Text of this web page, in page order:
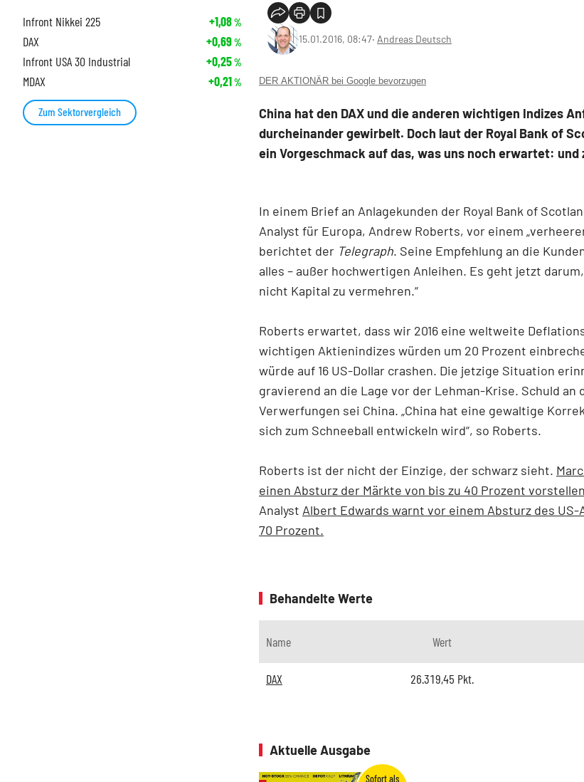
15.01.2016, 08:47‧ Andreas Deutsch
DER AKTIONÄR bei Google bevorzugen
China hat den DAX und die anderen wichtigen Indizes
durcheinander gewirbelt. Doch laut der Royal Bank of
ein Vorgeschmack auf das, was uns noch erwartet: und
In einem Brief an Anlagekunden der Royal Bank of
Analyst für Europa, Andrew Roberts, vor einem
berichtet der Telegraph. Seine Empfehlung an die
alles – außer hochwertigen Anleihen. Es geht jetzt
nicht Kapital zu vermehren.“
Roberts erwartet, dass wir 2016 eine weltweite
wichtigen Aktienindizes würden um 20 Prozent
würde auf 16 US-Dollar crashen. Die jetzige Situation
gravierend an die Lage vor der Lehman-Krise. Schuld an
Verwerfungen sei China. „China hat eine gewaltige
sich zum Schneeball entwickeln wird“, so Roberts.
Roberts ist der nicht der Einzige, der schwarz sieht.
einen Absturz der Märkte von bis zu 40 Prozent
Analyst Albert Edwards warnt vor einem Absturz des
70 Prozent.
Behandelte Werte
Name Wert
DAX 26.319,45 Pkt.
Aktuelle Ausgabe
Infront Nikkei 225
+1,08%
DAX +0,69%
Infront USA 30 Industrial +0,25%
MDAX +0,21%
Zum Sektorvergleich